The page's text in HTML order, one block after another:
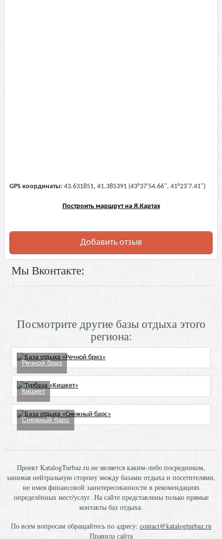
GPS координаты: 43.631851, 41.385391 (43°37'54.66", 41°23'7.41")
Построить маршрут на Я.Картах
Добавить отзыв
Мы Вконтакте:
Посмотрите другие базы отдыха этого
региона:
Речной бриз
Кишкет
Снежный барс
Проект KatalogTurbaz.ru не является каким-либо посредником,
занимая нейтральную сторону между базами отдыха и посетителями,
не имея финансовой заинтересованности в рекомендациях
определённых мест/услуг. На сайте представлены только прямые
контакты баз отдыха.
По всем вопросам обращайтесь по адресу: contact@katalogturbaz.ru
Правила сайта